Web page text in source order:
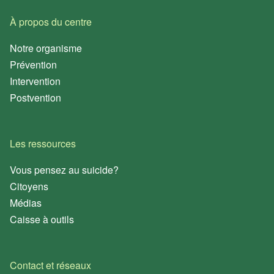
À propos du centre
Notre organisme
Prévention
Intervention
Postvention
Les ressources
Vous pensez au suicide?
Citoyens
Médias
Caisse à outils
Contact et réseaux